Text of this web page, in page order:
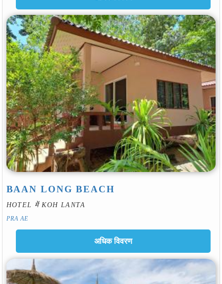
BAAN LONG BEACH
HOTEL में KOH LANTA
PRA AE